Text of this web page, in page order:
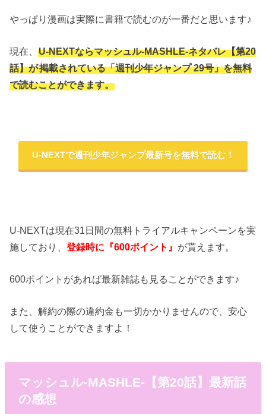
やっぱり漫画は実際に書籍で読むのが一番だと思います♪
現在、U-NEXTならマッシュル-MASHLE-ネタバレ【第20
話】が掲載されている「週刊少年ジャンプ 29号」を無料
で読むことができます。
U-NEXTで週刊少年ジャンプ最新号を無料で読む！
U-NEXTは現在31日間の無料トライアルキャンペーンを実
施しており、登録時に『600ポイント』 が貰えます。
600ポイントがあれば最新雑誌も見ることができます♪
また、解約の際の違約金も一切かかりませんので、安心
して使うことができますよ！
マッシュル-MASHLE-【第20話】最新話
の感想